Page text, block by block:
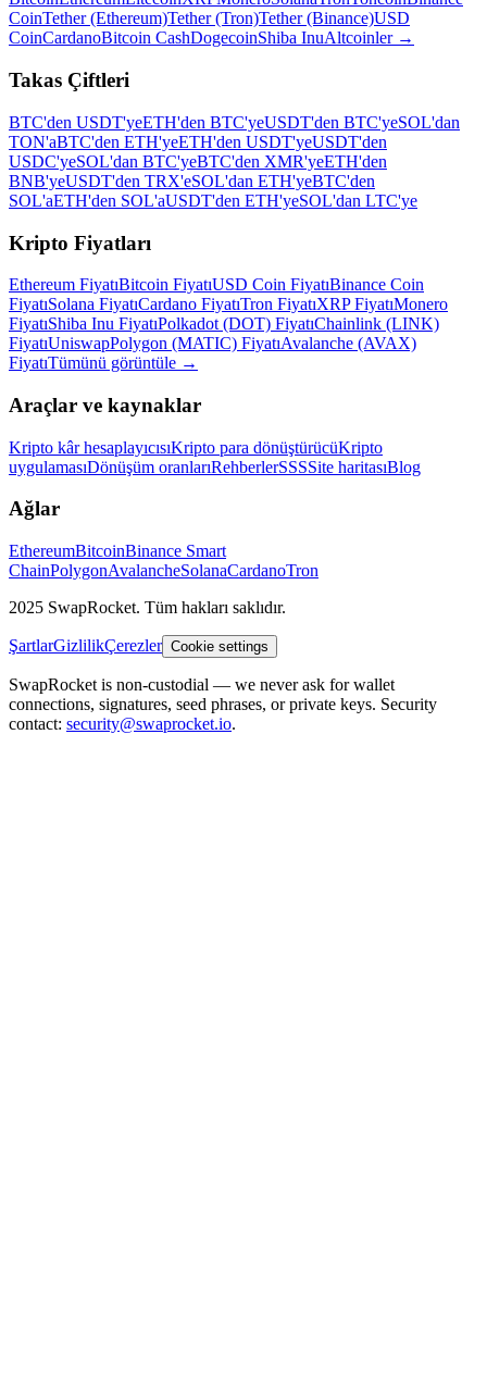
CoinTether (Ethereum)Tether (Tron)Tether (Binance)USD
CoinCardanoBitcoin CashDogecoinShiba InuAltcoinler→
Takas Çiftleri
BTC'den USDT'yeETH'den BTC'yeUSDT'den BTC'yeSOL'dan
TON'aBTC'den ETH'yeETH'den USDT'yeUSDT'den
USDC'yeSOL'dan BTC'yeBTC'den XMR'yeETH'den
BNB'yeUSDT'den TRX'eSOL'dan ETH'yeBTC'den
SOL'aETH'den SOL'aUSDT'den ETH'yeSOL'dan LTC'ye
Kripto Fiyatları
Ethereum FiyatıBitcoin FiyatıUSD Coin FiyatıBinance Coin
FiyatıSolana FiyatıCardano FiyatıTron FiyatıXRP FiyatıMonero
FiyatıShiba Inu FiyatıPolkadot (DOT) FiyatıChainlink (LINK)
FiyatıUniswapPolygon (MATIC) FiyatıAvalanche (AVAX)
FiyatıTümünü görüntüle →
Araçlar ve kaynaklar
Kripto kâr hesaplayıcısıKripto para dönüştürücüKripto
uygulamasıDönüşüm oranlarıRehberlerSSSSite haritasıBlog
Ağlar
EthereumBitcoinBinance Smart
ChainPolygonAvalancheSolanaCardanoTron
2025 SwapRocket. Tüm hakları saklıdır.
ŞartlarGizlilikÇerezler Cookie settings
SwapRocket is non-custodial — we never ask for wallet
connections, signatures, seed phrases, or private keys. Security
contact: security@swaprocket.io.